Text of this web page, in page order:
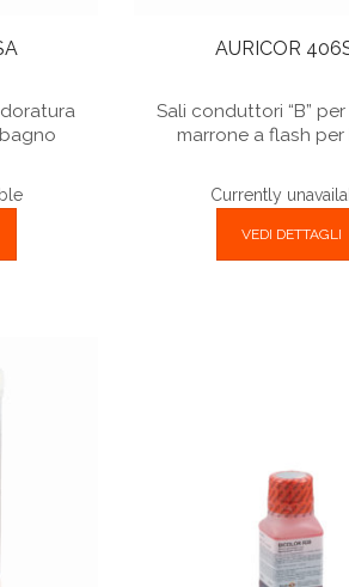
AURICOR
Sali conduttori “B”
marrone a flash
Currently
VEDI DETTAGLI